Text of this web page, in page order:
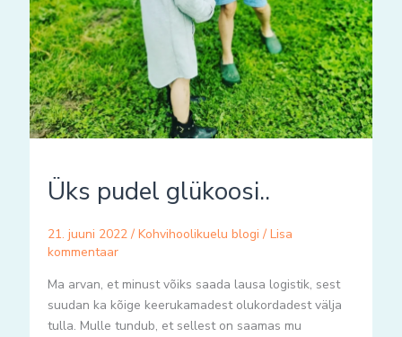
Üks pudel glükoosi..
21. juuni 2022 / Kohvihoolikuelu blogi / Lisa
kommentaar
Ma arvan, et minust võiks saada lausa logistik, sest
suudan ka kõige keerukamadest olukordadest välja
tulla. Mulle tundub, et sellest on saamas mu